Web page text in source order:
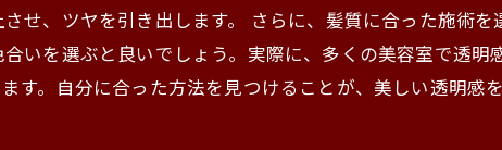
せ、ツヤを引き出します。 さらに、髪質に合った施術
いを選ぶと良いでしょう。実際に、多くの美容室で透
す。自分に合った方法を見つけることが、美しい透明感